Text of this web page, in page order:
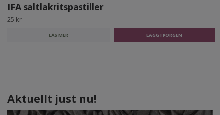
Aktuellt just nu!
IFA saltlakritspastiller
25 kr
LÄS MER